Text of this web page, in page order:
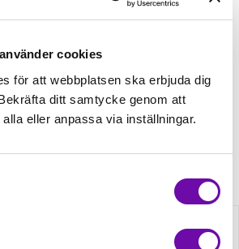
cookies
för att webbplatsen ska erbjuda dig
ditt samtycke genom att
eller anpassa via inställningar.
till varukorgen